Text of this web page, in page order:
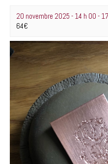
20 novembre 2025 - 14 h 00 -
64€